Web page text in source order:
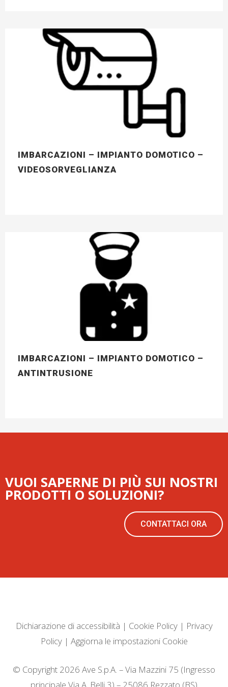
IMBARCAZIONI – IMPIANTO DOMOTICO –
VIDEOSORVEGLIANZA
IMBARCAZIONI – IMPIANTO DOMOTICO –
ANTINTRUSIONE
VUOI SAPERNE DI PIÙ SUI NOSTRI
PRODOTTI O SOLUZIONI?
CONTATTACI ORA
Dichiarazione di accessibilità | Cookie Policy| Privacy
Policy| Aggiorna le impostazioni Cookie
© Copyright 2026 Ave S.p.A. – Via Mazzini 75 (Ingresso